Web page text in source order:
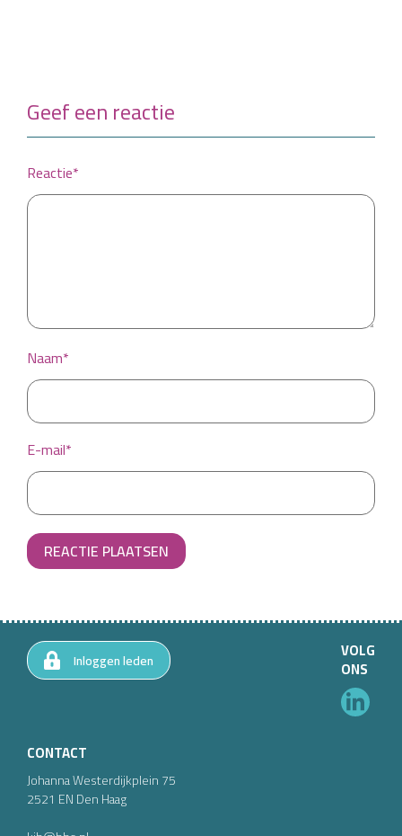
Geef een reactie
Reactie*
Naam*
E-mail*
REACTIE PLAATSEN
CONTACT
Johanna Westerdijkplein75
2521 ENDen Haag
Inloggen leden VOLG
ONS